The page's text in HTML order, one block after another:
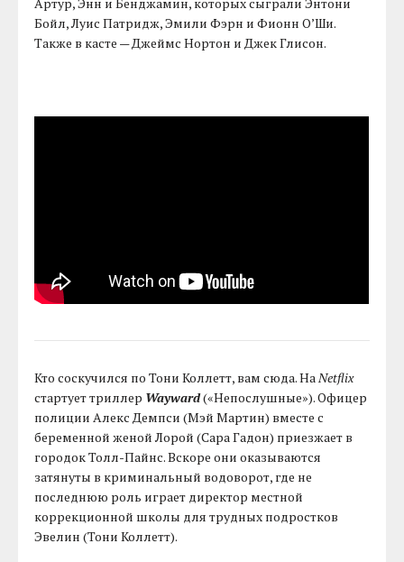
Бойл, Луис Патридж, Эмили Фэрн и Фионн О’Ши.
Также в касте — Джеймс Нортон и Джек Глисон.
Кто соскучился по Тони Коллетт, вам сюда. НаNetflix
стартует триллер Wayward(«Непослушные»). Офицер
полиции Алекс Демпси (Мэй Мартин) вместе с
беременной женой Лорой (Сара Гадон) приезжает в
городок Толл-Пайнс. Вскоре они оказываются
затянуты в криминальный водоворот, где не
последнюю роль играет директор местной
коррекционной школы для трудных подростков
Эвелин (Тони Коллетт).